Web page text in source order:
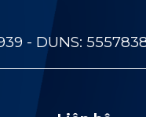
- DUNS: